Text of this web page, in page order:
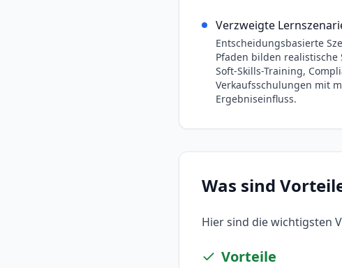
Verzweigte
Entscheidungsbasierte
Pfaden bilden
Soft-Skills-Training,
Verkaufsschulungen mit
Ergebniseinfluss.
Was sind
Hier sind die wichtigsten
Vorteile